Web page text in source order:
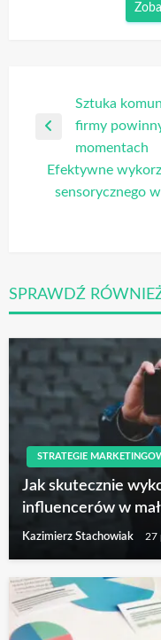
Nawigacja
wpisu
Poprzedni
Sztuka
firmy
momentach
Efektywne
sensorycznego
SPRAWDŹ
STRATEGIE
Jak skutecznie
influencerów w
Kazimierz Stachowiak 27